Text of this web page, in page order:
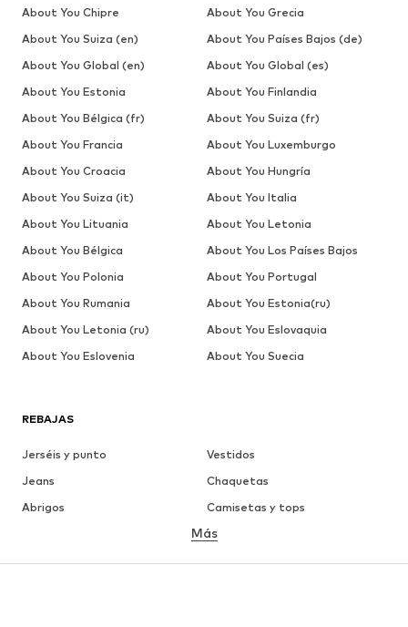
REBAJAS
Jerséis y punto
Vestidos
Jeans
Chaquetas
Abrigos
Camisetas y tops
Ropa interior
Más
About You Chipre
About You Grecia
About You Suiza (en)
About You Países Bajos (de)
About You Global (en)
About You Global (es)
About You Estonia
About You Finlandia
About You Bélgica (fr)
About You Suiza (fr)
About You Francia
About You Luxemburgo
About You Croacia
About You Hungría
About You Suiza (it)
About You Italia
About You Lituania
About You Letonia
About You Bélgica
About You Los Países Bajos
About You Polonia
About You Portugal
About You Rumania
About You Estonia(ru)
About You Letonia (ru)
About You Eslovaquia
About You Eslovenia
About You Suecia